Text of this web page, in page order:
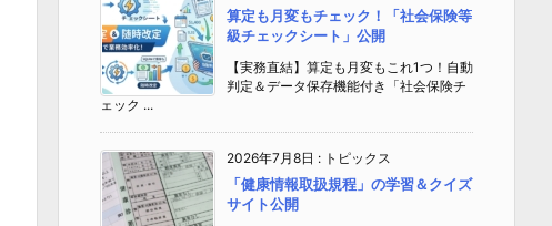
算定も月変もチェック！「社会保険等
級チェックシート」公開
【実務直結】算定も月変もこれ1つ！自動
判定＆データ保存機能付き「社会保険チ
ェック ...
2026年7月8日 : トピックス
「健康情報取扱規程」の学習＆クイズ
サイト公開